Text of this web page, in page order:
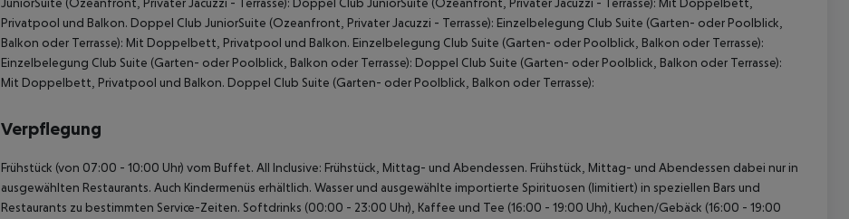
Privatpool und Balkon. Doppel Club JuniorSuite (Ozeanfront, Privater Jacuzzi - Terrasse): Einzelbelegung Club Suite (Garten- oder Poolblick,
Balkon oder Terrasse): Mit Doppelbett, Privatpool und Balkon. Einzelbelegung Club Suite (Garten- oder Poolblick, Balkon oder Terrasse):
Einzelbelegung Club Suite (Garten- oder Poolblick, Balkon oder Terrasse): Doppel Club Suite (Garten- oder Poolblick, Balkon oder Terrasse):
Mit Doppelbett, Privatpool und Balkon. Doppel Club Suite (Garten- oder Poolblick, Balkon oder Terrasse):
Verpflegung
Frühstück (von 07:00 - 10:00 Uhr) vom Buffet. All Inclusive: Frühstück, Mittag- und Abendessen. Frühstück, Mittag- und Abendessen dabei nur in
ausgewählten Restaurants. Auch Kindermenüs erhältlich. Wasser und ausgewählte importierte Spirituosen (limitiert) in speziellen Bars und
Restaurants zu bestimmten Service-Zeiten. Softdrinks (00:00 - 23:00 Uhr), Kaffee und Tee (16:00 - 19:00 Uhr), Kuchen/Gebäck (16:00 - 19:00